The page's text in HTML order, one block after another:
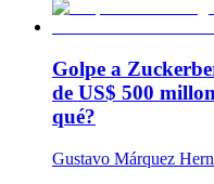
Golpe a
de US$ 500
qué?
Gustavo Márquez